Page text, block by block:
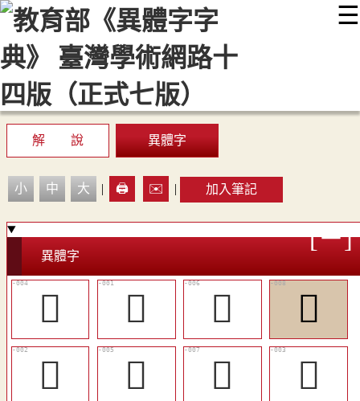
☰
::: 最新消息 常見問題 編輯說明
顯示模式
網站導覽
解 說 異體字
小 中 大 | 🖨️ ✉️ | 加入筆記
異體字
󸧓 𧏝 󸧕
󸧗
𧓉
󸧔 󸧖 𧖊